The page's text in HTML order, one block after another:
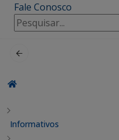
Fale Conosco
Pesquisar
por:
Informativos